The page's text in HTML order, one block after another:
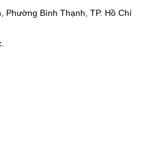
Phường Bình Thạnh, TP. Hồ Chí